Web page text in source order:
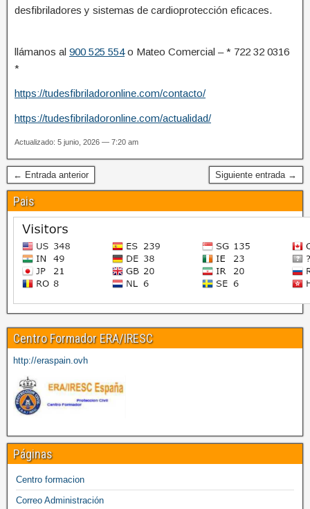
desfibriladores y sistemas de cardioprotección eficaces.
llámanos al 900 525 554o Mateo Comercial – * 722 32 0316
*
https://tudesfibriladoronline.com/contacto/
https://tudesfibriladoronline.com/actualidad/
Actualizado: 5 junio, 2026 — 7:20 am
← Entrada anterior Siguiente entrada →
Pais
Centro Formador ERA/IRESC
http://eraspain.ovh
Páginas
Centro formacion
Correo Administración